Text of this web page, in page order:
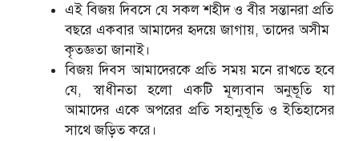
এই বিজয় দিবসে যে সকল শহীদ ও বীর সন্তানরা প্রতি
বছরে একবার আমাদের হৃদয়ে জাগায়, তাদের অসীম
কৃতজ্ঞতা জানাই।
বিজয় দিবস আমাদেরকে প্রতি সময় মনে রাখতে হবে
যে, স্বাধীনতা হলো একটি মূল্যবান অনুভূতি যা
আমাদের একে অপরের প্রতি সহানুভূতি ও ইতিহাসের
সাথে জড়িত করে।